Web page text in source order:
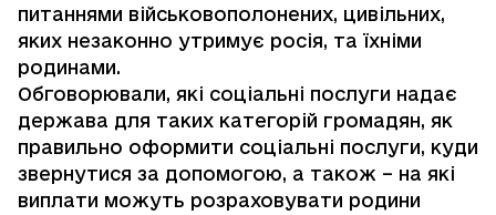
питаннями військовополонених, цивільних,
яких незаконно утримує росія, та їхніми
родинами.
Обговорювали, які соціальні послуги надає
держава для таких категорій громадян, як
правильно оформити соціальні послуги, куди
звернутися за допомогою, а також – на які
виплати можуть розраховувати родини